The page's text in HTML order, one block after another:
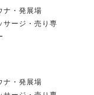
ナ・発展場
サージ・売り専
ナ・発展場